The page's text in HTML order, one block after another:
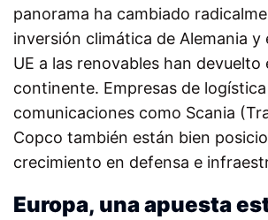
panorama ha cambiado
inversión climática de Alemania y
UE a las renovables han devuelto
continente. Empresas de
comunicaciones como Scania
Copco también están bien
crecimiento en defensa e
Europa, una apuesta